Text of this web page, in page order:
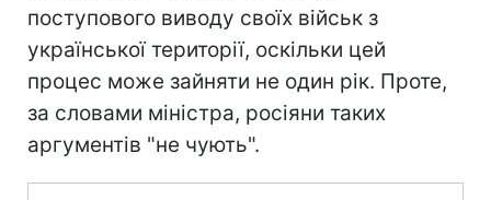
поступового виводу своїх військ з
української території, оскільки цей
процес може зайняти не один рік. Проте,
за словами міністра, росіяни таких
аргументів "не чують".